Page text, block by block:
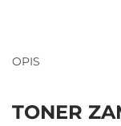
OPIS
TONER